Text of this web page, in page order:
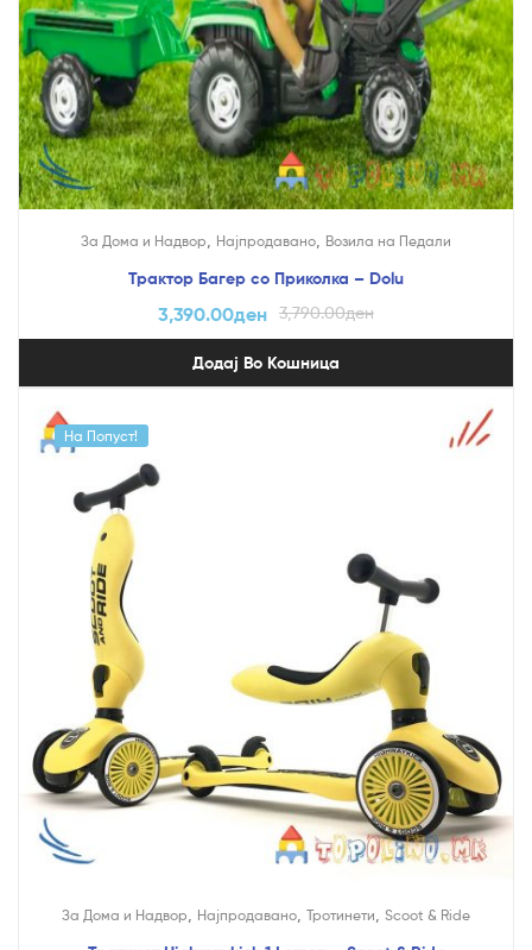
За Дома и Надвор Најпродавано Возила на Педали
Трактор Багер со Приколка – Dolu
3,790.00ден
3,390.00ден
Додај Во Кошница
На Попуст!
За Дома и Надвор Најпродавано Тротинети Scoot & Ride